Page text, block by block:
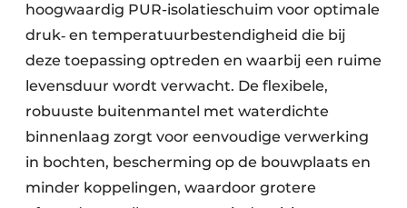
hoogwaardig PUR-isolatieschuim voor optimale
druk‑ en temperatuurbestendigheid die bij
deze toepassing optreden en waarbij een ruime
levensduur wordt verwacht. De flexibele,
robuuste buitenmantel met waterdichte
binnenlaag zorgt voor eenvoudige verwerking
in bochten, bescherming op de bouwplaats en
minder koppelingen, waardoor grotere